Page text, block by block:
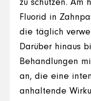
zu schützen. Am
Fluorid in
die täglich
Darüber hinaus
Behandlungen
an, die eine
anhaltende